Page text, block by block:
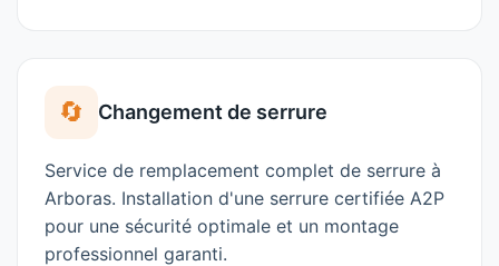
🔄 Changement de serrure
Service de remplacement complet de serrure à
Arboras. Installation d'une serrure certifiée A2P
pour une sécurité optimale et un montage
professionnel garanti.